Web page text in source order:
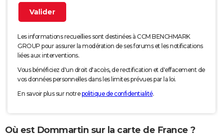
Les informations recueillies sont destinées à CCM BENCHMARK
GROUP pour assurer la modération de ses forums et les notifications
liées aux interventions.
Vous bénéficiez d'un droit d'accès, de rectification et d'effacement de
vos données personnelles dans les limites prévues par la loi.
En savoir plus sur notrepolitique de confidentialité.
Où est Dommartin sur la carte de France ?